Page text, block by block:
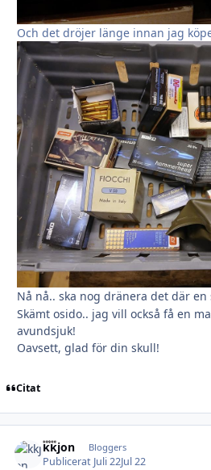
Och det dröjer länge innan jag
Nå nå.. ska nog dränera det där en
Skämt osido.. jag vill också få en
avundsjuk!
Oavsett, glad för din skull!
Citat
kkjon Bloggers
Publicerat Juli 22Jul 22